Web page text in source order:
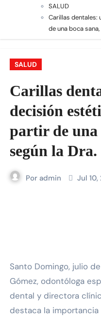
SALUD
Carillas dentales:
de una boca
SALUD
Carillas
decisión
partir de una
según la
Por admin Jul
Santo Domingo, julio
Gómez, odontóloga
dental y directora
destaca la importancia